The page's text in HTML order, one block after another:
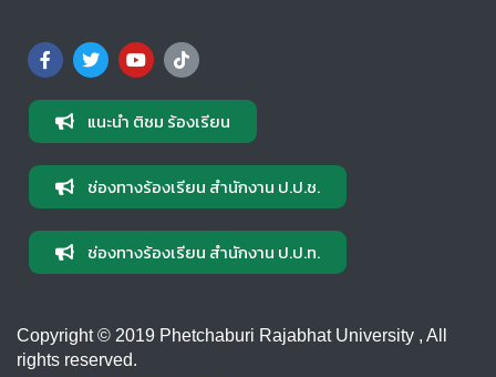
แนะนำ ติชม ร้องเรียน
ช่องทางร้องเรียน สำนักงาน ป.ป.ช.
ช่องทางร้องเรียน สำนักงาน ป.ป.ท.
Copyright © 2019 Phetchaburi Rajabhat University , All
rights reserved.